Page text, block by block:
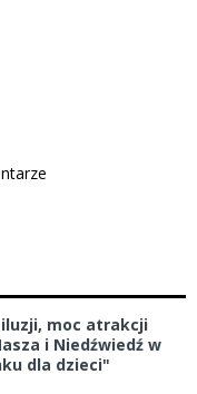
iluzji, moc atrakcji
i Niedźwiedź w
dla dzieci"